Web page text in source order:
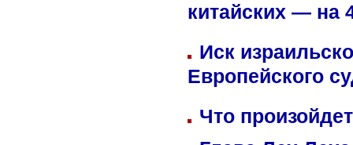
китайских — на
Иск
Европейского
Что